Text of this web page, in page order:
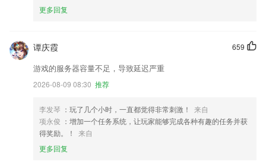
更多回复
659
谭庆霞
游戏的服务器容量不足，导致延迟严重
2026-08-09 08:30 推荐
李发琴 ：玩了几个小时，一直都觉得非常刺激！
来自
项永俊 ：增加一个任务系统，让玩家能够完成各种有趣的任务并获
得奖励。！
来自
更多回复